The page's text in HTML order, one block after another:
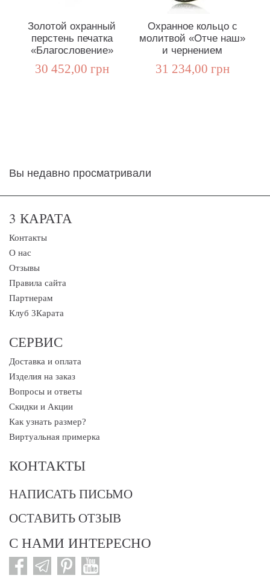
Золотой охранный
перстень печатка
«Благословение»
30 452,00 грн
Охранное кольцо с
молитвой «Отче наш»
и чернением
31 234,00 грн
Вы недавно просматривали
3 КАРАТА
Контакты
О нас
Отзывы
Правила сайта
Партнерам
Клуб 3Карата
СЕРВИС
Доставка и оплата
Изделия на заказ
Вопросы и ответы
Скидки и Акции
Как узнать размер?
Виртуальная примерка
КОНТАКТЫ
НАПИСАТЬ ПИСЬМО
ОСТАВИТЬ ОТЗЫВ
С НАМИ ИНТЕРЕСНО